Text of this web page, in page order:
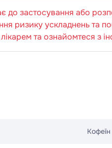
до застосування або
ризику ускладнень та
та ознайомтеся з
Кофеїн